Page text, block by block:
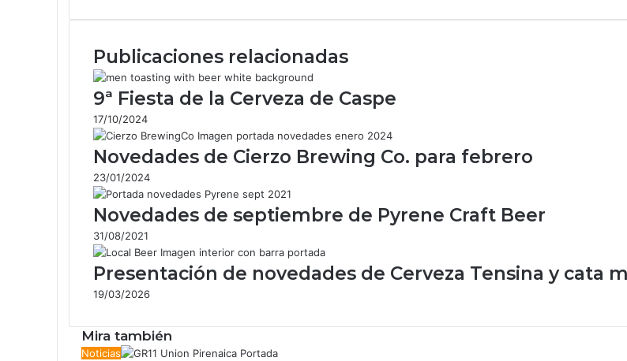
correo
Publicaciones relacionadas
9ª Fiesta de la Cerveza de Caspe
17/10/2024
Novedades de Cierzo Brewing Co. para febrero
23/01/2024
Novedades de septiembre de Pyrene Craft Beer
31/08/2021
Presentación de novedades de Cerveza Tensina y cata
19/03/2026
Mira también
Cerrar
Noticias